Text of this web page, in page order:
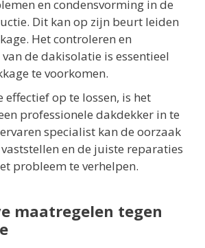
en condensvorming in de
Dit kan op zijn beurt leiden
Het controleren en
de dakisolatie is essentieel
te voorkomen.
effectief op te lossen, is het
professionele dakdekker in te
specialist kan de oorzaak
en de juiste reparaties
probleem te verhelpen.
maatregelen tegen